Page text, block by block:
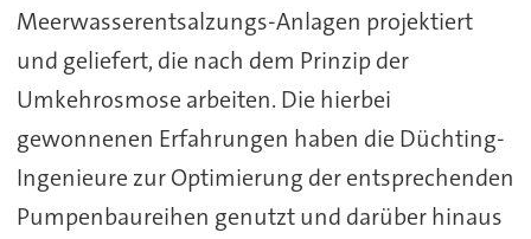
Meerwasserentsalzungs-Anlagen projektiert
und geliefert, die nach dem Prinzip der
Umkehrosmose arbeiten. Die hierbei
gewonnenen Erfahrungen haben die Düchting-
Ingenieure zur Optimierung der entsprechenden
Pumpenbaureihen genutzt und darüber hinaus